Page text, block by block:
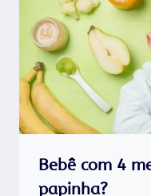
Bebê com 4
papinha?